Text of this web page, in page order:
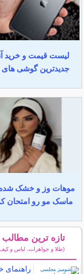
لیست قیمت و خرید
جدیدترین گوشی های
موهات وز و خشک
ماسک مو رو امتحان
تازه ترین مطالب
(طلا و جواهرات، لباس و
راهنمای